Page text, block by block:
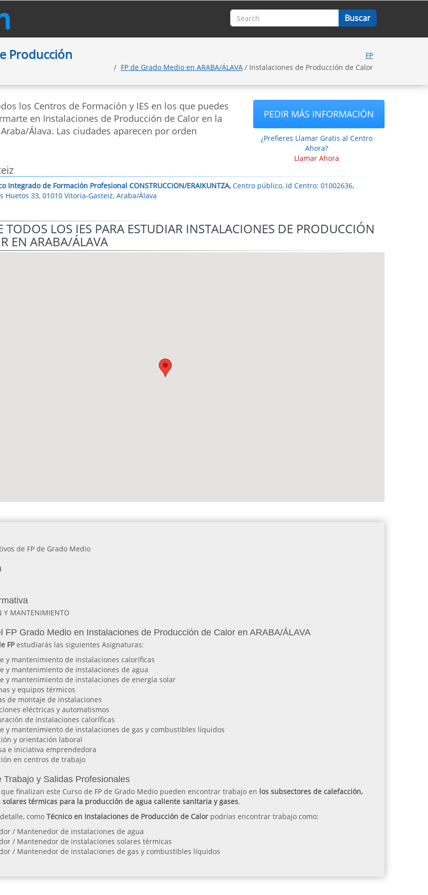
Producción
FP
FP de Grado Medio en ARABA/ÁLAVA / Instalaciones de Producción de Calor
los Centros de Formación y IES en los que puedes
en Instalaciones de Producción de Calor en la
Álava. Las ciudades aparecen por orden
PEDIR MÁS INFORMACIÓN
¿Prefieres Llamar Gratis al Centro
Ahora?
Llamar Ahora
Integrado de Formación Profesional CONSTRUCCION/ERAIKUNTZA, Centro público, Id Centro: 01002636,
Huetos 33, 01010 Vitoria-Gasteiz, Araba/Álava
TODOS LOS IES PARA ESTUDIAR INSTALACIONES DE PRODUCCIÓN
EN ARABA/ÁLAVA
de FP de Grado Medio
Y MANTENIMIENTO
FP Grado Medio en Instalaciones de Producción de Calor en ARABA/ÁLAVA
FPestudiarás las siguientes Asignaturas:
y mantenimiento de instalaciones caloríficas
y mantenimiento de instalaciones de agua
y mantenimiento de instalaciones de energía solar
y equipos térmicos
de montaje de instalaciones
eléctricas y automatismos
de instalaciones caloríficas
y mantenimiento de instalaciones de gas y combustibles líquidos
y orientación laboral
e iniciativa emprendedora
en centros de trabajo
Trabajo y Salidas Profesionales
finalizan este Curso de FP de Grado Medio pueden encontrar trabajo en los subsectores de calefacción,
solares térmicas para la producción de agua caliente sanitaria y gases.
como Técnico en Instalaciones de Producción de Calorpodrías encontrar trabajo como:
/ Mantenedor de instalaciones de agua
/ Mantenedor de instalaciones solares térmicas
/ Mantenedor de instalaciones de gas y combustibles líquidos